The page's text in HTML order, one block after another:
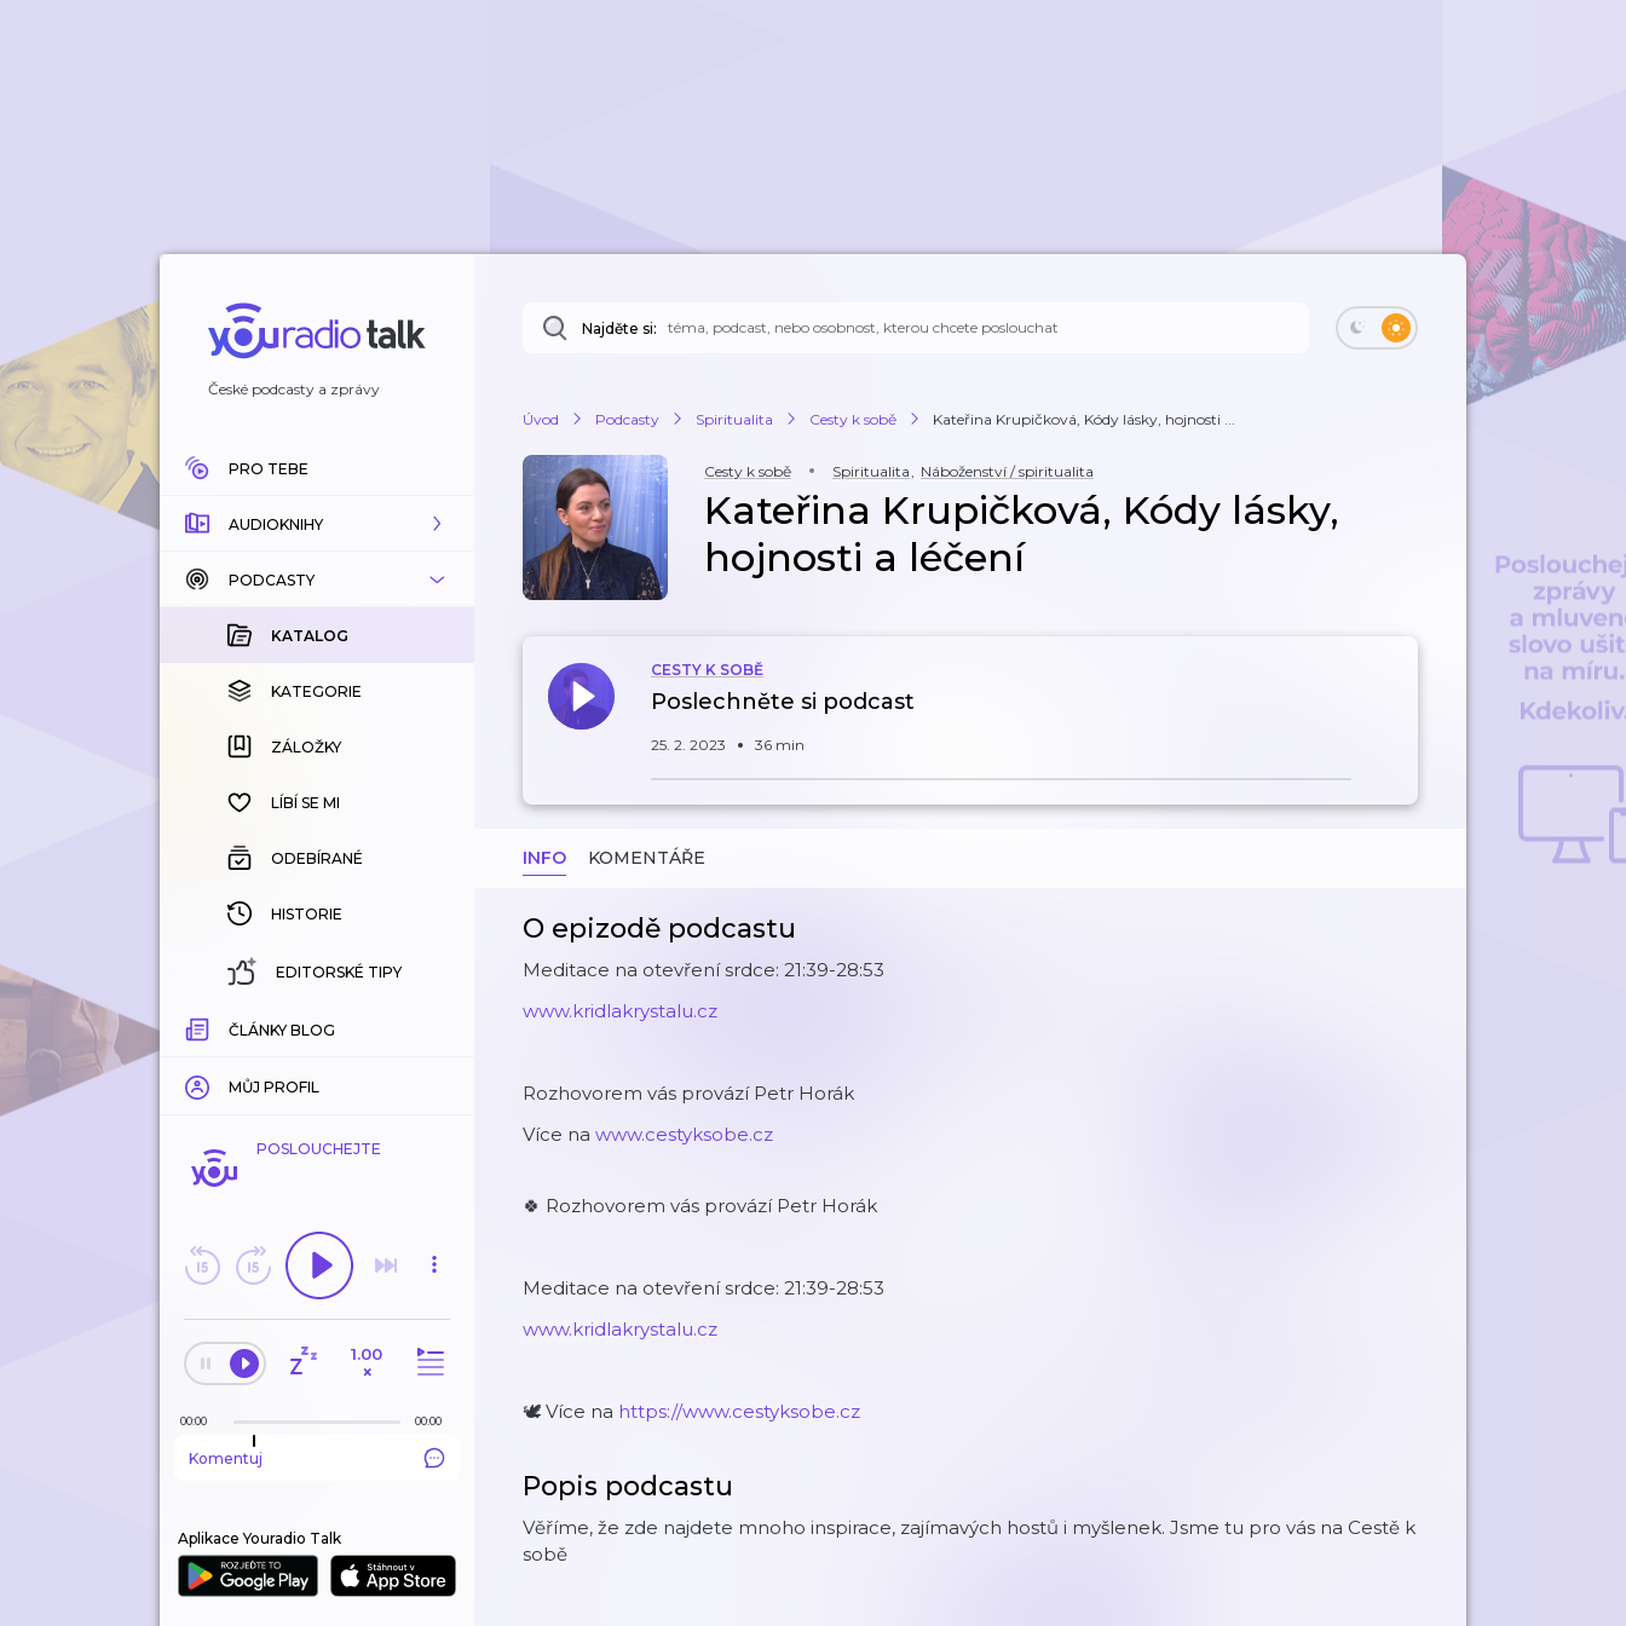
České podcasty a zprávy
PRO TEBE
AUDIOKNIHY
KATALOG
KOUPENÉ
KATEGORIE
ZÁLOŽKY
HISTORIE
PODCASTY
KATALOG
KATEGORIE
ZÁLOŽKY
LÍBÍ SE MI
ODEBÍRANÉ
HISTORIE
EDITORSKÉ TIPY
ČLÁNKY BLOG
MŮJ PROFIL
POSLOUCHEJTE
1.00
×
00:00 00:00
Komentuj
Aplikace Youradio Talk
Najděte si:
Úvod Podcasty Spiritualita Cesty k sobě Kateřina Krupičková, Kódy lásky, hojnosti ...
Cesty k sobě Spiritualita, Náboženství / spiritualita
Kateřina Krupičková, Kódy lásky,
hojnosti a léčení
CESTY K SOBĚ
Poslechněte si podcast
25. 2. 2023 36 min
INFO KOMENTÁŘE
O epizodě podcastu
Meditace na otevření srdce: 21:39-28:53
www.kridlakrystalu.cz
Rozhovorem vás provází Petr Horák
Více na www.cestyksobe.cz
🍀 Rozhovorem vás provází Petr Horák
Meditace na otevření srdce: 21:39-28:53
www.kridlakrystalu.cz
🕊️ Více na https://www.cestyksobe.cz
Popis podcastu
Věříme, že zde najdete mnoho inspirace, zajímavých hostů i myšlenek. Jsme tu pro vás na Cestě k
sobě